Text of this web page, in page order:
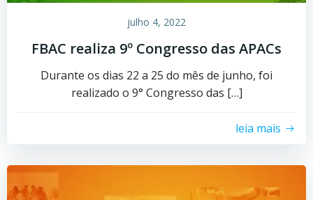
julho 4, 2022
FBAC realiza 9º Congresso das APACs
Durante os dias 22 a 25 do mês de junho, foi
realizado o 9° Congresso das […]
leia mais